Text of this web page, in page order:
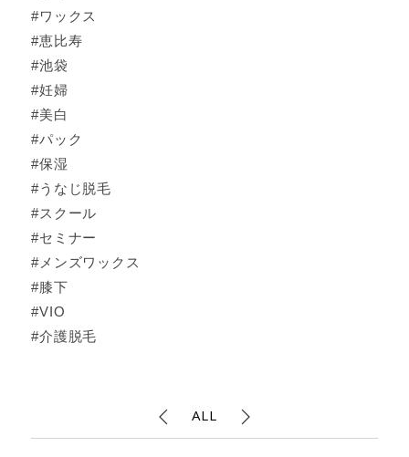
#ワックス
#恵比寿
#池袋
#妊婦
#美白
#パック
#保湿
#うなじ脱毛
#スクール
#セミナー
#メンズワックス
#膝下
#VIO
#介護脱毛
ALL